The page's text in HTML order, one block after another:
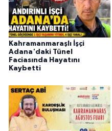
Kahramanmaraşlı İşçi
Adana'daki Tünel
Faciasında Hayatını
Kaybetti
SEÇİM 2015
ÇEVRE
BİLİM VE TEKNOLOJİ
YARIŞMALAR
TANITIM